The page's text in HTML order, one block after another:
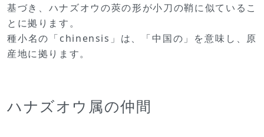
基づき、ハナズオウの莢の形が小刀の鞘に似ているこ
とに拠ります。
種小名の「chinensis」は、「中国の」を意味し、原
産地に拠ります。
ハナズオウ属の仲間